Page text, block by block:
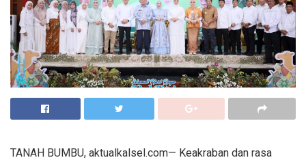
TANAH BUMBU, aktualkalsel.com— Keakraban dan rasa